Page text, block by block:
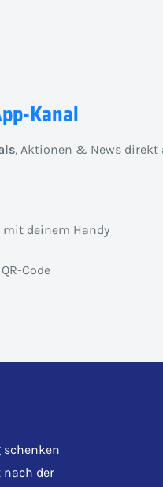
Kanal
, Aktionen & News
mit deinem Handy
Code
schenken
nach der